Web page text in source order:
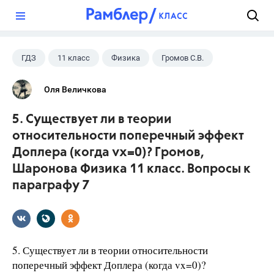
ГДЗ 11 класс Физика Громов С.В.
Оля Величкова
5. Существует ли в теории
относительности поперечный эффект
Доплера (когда vx=0)? Громов,
Шаронова Физика 11 класс. Вопросы к
параграфу 7
5. Существует ли в теории относительности
поперечный эффект Доплера (когда vx=0)?